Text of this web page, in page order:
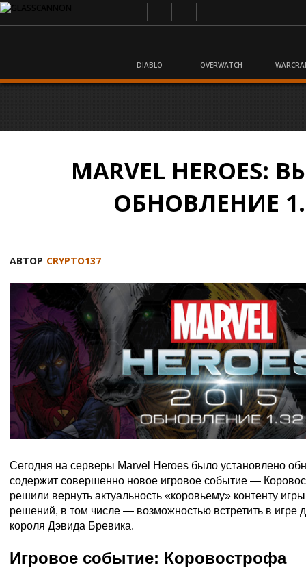
DIABLO OVERWATCH
MARVEL HEROES:
ОБНОВЛЕНИЕ
АВТОР CRYPTO137
Сегодня на серверы Marvel Heroes было установлено
содержит совершенно новое игровое событие —
решили вернуть актуальность «коровьему» контенту
решений, в том числе — возможностью встретить в игре
короля Дэвида Бревика.
Игровое событие: Коровострофа